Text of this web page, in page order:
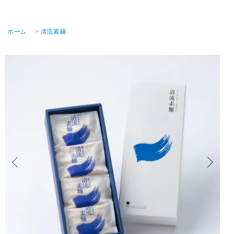
ホーム > 清流素麺